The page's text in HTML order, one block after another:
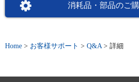
消耗品・部品のご
Home > お客様サポート > Q&A > 詳細